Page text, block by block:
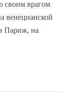
своим врагом
венецианской
Париж, на